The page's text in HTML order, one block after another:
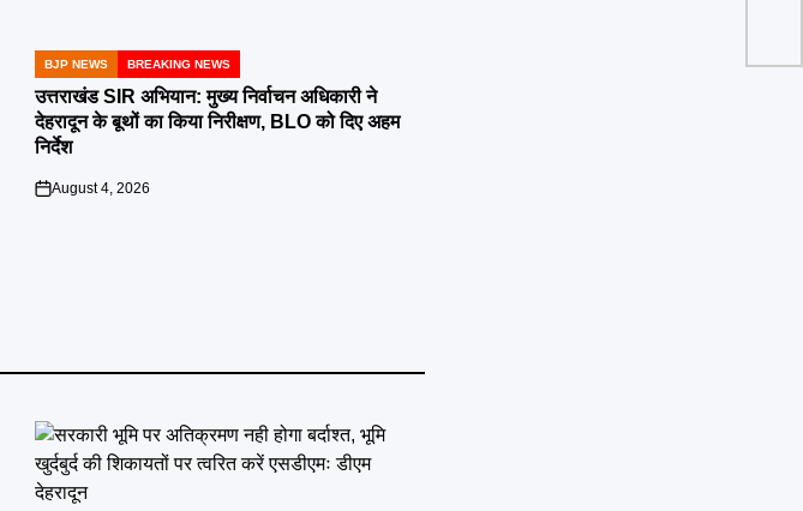
POSTED
IN
BJP NEWS BREAKING NEWS
उत्तराखंड SIR अभियान: मुख्य निर्वाचन अधिकारी ने
देहरादून के बूथों का किया निरीक्षण, BLO को दिए अहम
निर्देश
on
August 4, 2026